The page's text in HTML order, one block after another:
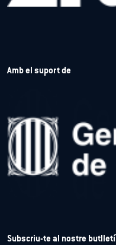
Amb el suport de
Subscriu-te al nostre butlletí